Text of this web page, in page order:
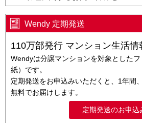
Wendy 定期発送
110万部発行 マンション生活
Wendyは分譲マンションを対象とした
紙）です。
定期発送をお申込みいただくと、1年間
無料でお届けします。
定期発送のお申込